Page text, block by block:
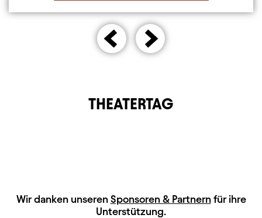
THEATERTAG
HAUPTSPONSOREN
Wir danken unseren Sponsoren & Partnernfür ihre
Unterstützung.